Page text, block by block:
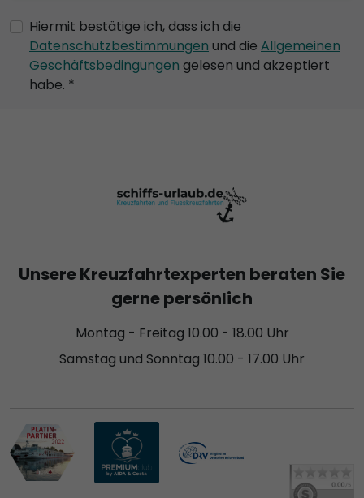
Hiermit bestätige ich, dass ich die
Datenschutzbestimmungen und die Allgemeinen
Geschäftsbedingungen gelesen und akzeptiert
habe. *
Unsere Kreuzfahrtexperten beraten Sie
gerne persönlich
Montag - Freitag 10.00 - 18.00 Uhr
Samstag und Sonntag 10.00 - 17.00 Uhr